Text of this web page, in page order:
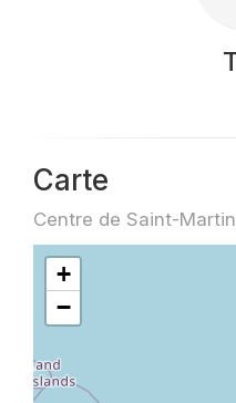
Carte
Centre de Saint-Martin
+
−